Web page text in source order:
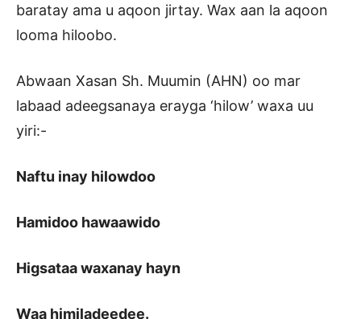
baratay ama u aqoon jirtay. Wax aan la aqoon
looma hiloobo.
Abwaan Xasan Sh. Muumin (AHN) oo mar
labaad adeegsanaya erayga ‘hilow’ waxa uu
yiri:-
Naftu inay hilowdoo
Hamidoo hawaawido
Higsataa waxanay hayn
Waa himiladeedee.